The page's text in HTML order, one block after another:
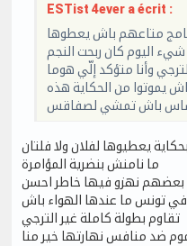
ESTist 4ever a écrit :
متاعهم باش يعطوها
اليوم كان ربحت النجم
وأنا متؤكد إلّي هوما
يموتوا من الحكاية هذه
باش تمشي لصفاقس
يعطيوها لفلان ولا فلتان
ما نامنش بنضرية المؤامرة
بعضهم نهزو فيها خاطر احسن
تونس ما عندها الهواء باش
تقاوم بطولة كاملة غير الترجي
ضد منافس نهارتها خير منا